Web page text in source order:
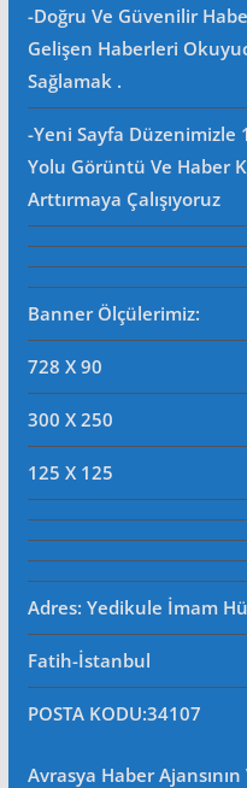
-Doğru Ve Güvenilir
Gelişen Haberleri
Sağlamak .
-Yeni Sayfa Düzenimizle
Yolu Görüntü Ve Haber
Arttırmaya Çalışıyoruz
Banner Ölçülerimiz:
728 X 90
300 X 250
125 X 125
Adres: Yedikule İmam
Fatih-İstanbul
POSTA KODU:34107
Avrasya Haber